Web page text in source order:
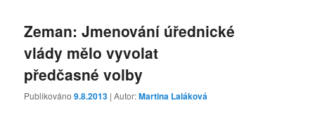
Zeman: Jmenování úřednické
vlády mělo vyvolat
předčasné volby
Publikováno9.8.2013 | Autor:Martina Laláková